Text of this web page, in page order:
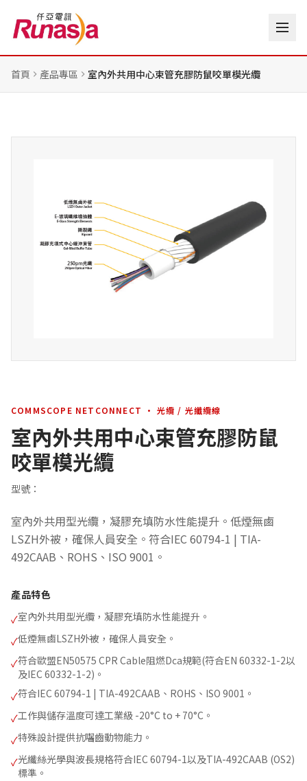
首頁 產品專區 室內外共用中心束管充膠防鼠咬單模光纜
COMMSCOPE NETCONNECT · 光纜 / 光纖纜線
室內外共用中心束管充膠防鼠
咬單模光纜
型號：
室內外共用型光纜，凝膠充填防水性能提升。低煙無鹵
LSZH外被，確保人員安全。符合IEC 60794-1 | TIA-
492CAAB、ROHS、ISO 9001。
產品特色
✓室內外共用型光纜，凝膠充填防水性能提升。
✓低煙無鹵LSZH外被，確保人員安全。
✓符合歐盟EN50575 CPR Cable阻燃Dca規範(符合EN 60332-1-2以
及IEC 60332-1-2)。
✓符合IEC 60794-1 | TIA-492CAAB、ROHS、ISO 9001。
✓工作與儲存溫度可達工業級 -20°C to + 70°C。
✓特殊設計提供抗囓齒動物能力。
✓光纖絲光學與波長規格符合IEC 60794-1以及TIA-492CAAB (OS2)
標準。